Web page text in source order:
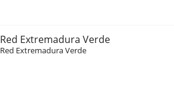
Red Extremadura Verde
Red Extremadura Verde